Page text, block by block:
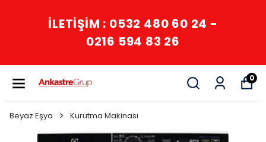
İLETİŞİM : 0532 480 60 24 -
0216 594 83 26
0
Beyaz Eşya Kurutma Makinası